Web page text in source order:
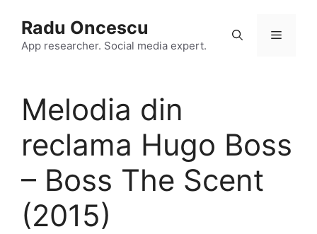
content
Radu Oncescu
App researcher. Social media expert.
Menu
Melodia din
reclama Hugo Boss
– Boss The Scent
(2015)